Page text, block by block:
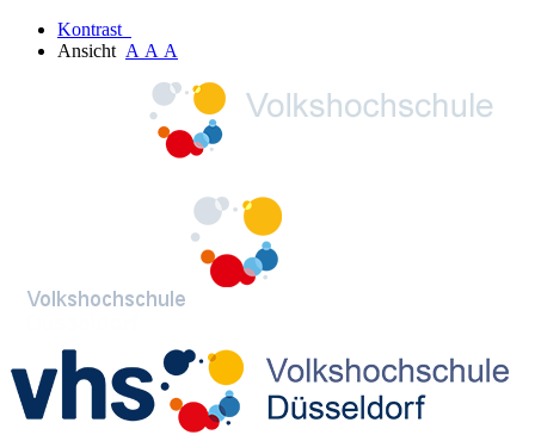
Kontrast
Ansicht A A A